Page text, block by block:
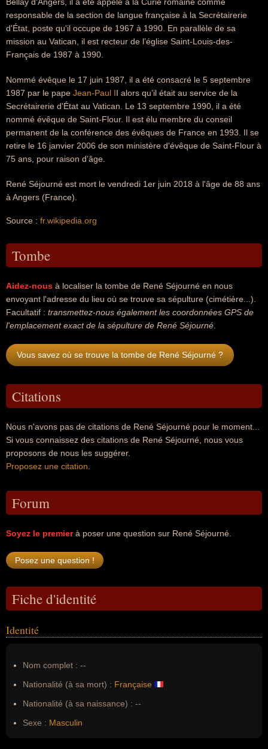
responsable de la section de langue française à la Secrétairerie
d'État, poste qu'il occupe de 1967 à 1990. En parallèle de sa
mission au Vatican, il est recteur de l’église Saint-Louis-des-
Français de 1987 à 1990.
Nommé évêque le 17 juin 1987, il a été consacré le 5 septembre
1987 par le pape Jean-Paul II alors qu’il était au service de la
Secrétairerie d'État au Vatican. Le 13 septembre 1990, il a été
nommé évêque de Saint-Flour. Il est élu membre du conseil
permanent de la conférence des évêques de France en 1993. Il se
retire le 16 janvier 2006 de son ministère d'évêque de Saint-Flour à
75 ans, pour raison d’âge.
René Séjourné est mort le vendredi 1er juin 2018 à l'âge de 88 ans
à Angers (France).
Source : fr.wikipedia.org
Tombe
Aidez-nous à localiser la tombe de René Séjourné en nous
envoyant l'adresse du lieu où se trouve sa sépulture (cimétière...).
Facultatif : transmettez-nous également les coordonnées GPS de
l'emplacement exact de la sépulture de René Séjourné
Vous savez où se trouve la tombe de René Séjourné ?
Citations
Nous n'avons pas de citations de René Séjourné pour le moment...
Si vous connaissez des citations de René Séjourné, nous vous
proposons de nous les suggérer.
Proposez une citation
Forum
Soyez le premierà poser une question sur René Séjourné.
Fiche d'identité
Identité
Nom complet : --
Nationalité (à sa mort) : Française
Nationalité (à sa naissance) : --
Sexe : Masculin